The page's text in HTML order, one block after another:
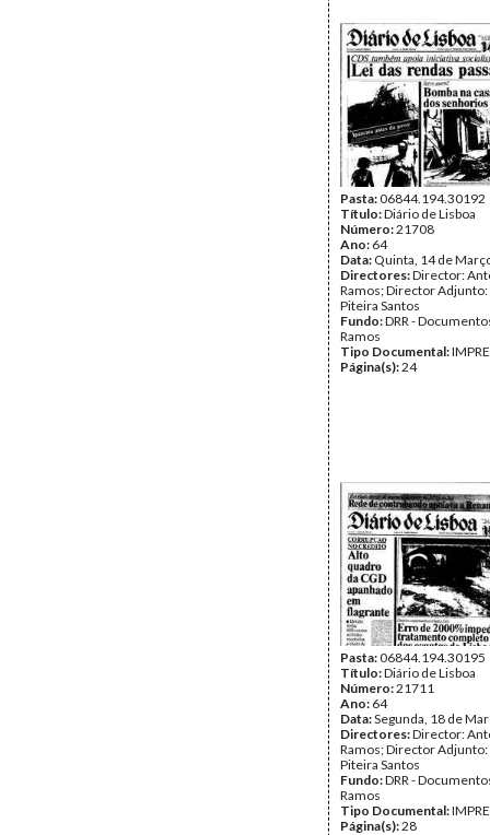
Pasta:06844.194.30192
Título:Diário de Lisboa
Número:21708
Ano: 64
Data: Quinta, 14 de
Directores:Director:
Ramos; Director
Piteira Santos
Fundo:DRR -
Ramos
Tipo Documental:
Página(s):24
Pasta:06844.194.30195
Título:Diário de Lisboa
Número:21711
Ano: 64
Data:Segunda, 18 de
Directores:Director:
Ramos; Director
Piteira Santos
Fundo:DRR -
Ramos
Tipo Documental:
Página(s):28